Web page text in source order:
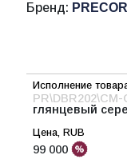
Бренд: PRECOR
PR\DBR202\CM-
глянцевый
99 000